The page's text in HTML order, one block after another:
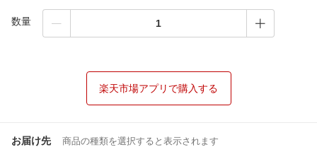
数量
楽天市場アプリで購入する
お届け先 商品の種類を選択すると表示されます